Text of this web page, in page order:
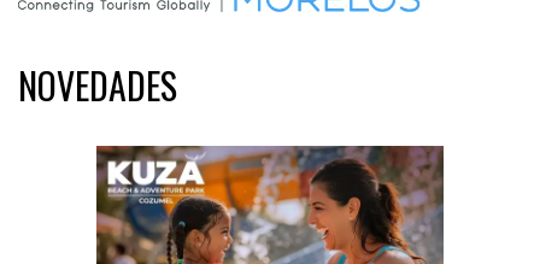
NOVEDADES